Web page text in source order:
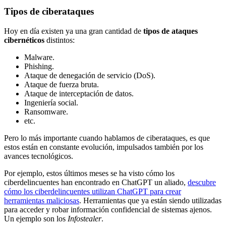
Tipos de ciberataques
Hoy en día existen ya una gran cantidad de tipos de ataques
cibernéticos distintos:
Malware.
Phishing.
Ataque de denegación de servicio (DoS).
Ataque de fuerza bruta.
Ataque de interceptación de datos.
Ingeniería social.
Ransomware.
etc.
Pero lo más importante cuando hablamos de ciberataques, es que
estos están en constante evolución, impulsados también por los
avances tecnológicos.
Por ejemplo, estos últimos meses se ha visto cómo los
ciberdelincuentes han encontrado en ChatGPT un aliado, descubre
cómo los ciberdelincuentes utilizan ChatGPT para crear
herramientas maliciosas. Herramientas que ya están siendo utilizadas
para acceder y robar información confidencial de sistemas ajenos.
Un ejemplo son los Infostealer.